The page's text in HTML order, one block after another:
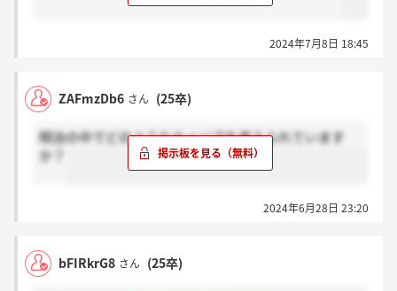
2024年7月8日 18:45
ZAFmzDb6 さん (25卒)
明治の中でどのようなキャリアを考えられています
か？
2024年6月28日 23:20
bFIRkrG8 さん (25卒)